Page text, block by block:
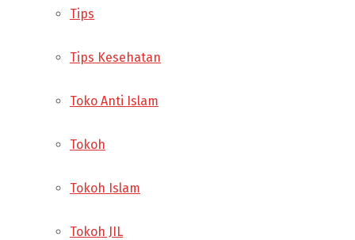
Tips
Tips Kesehatan
Toko Anti Islam
Tokoh
Tokoh Islam
Tokoh JIL